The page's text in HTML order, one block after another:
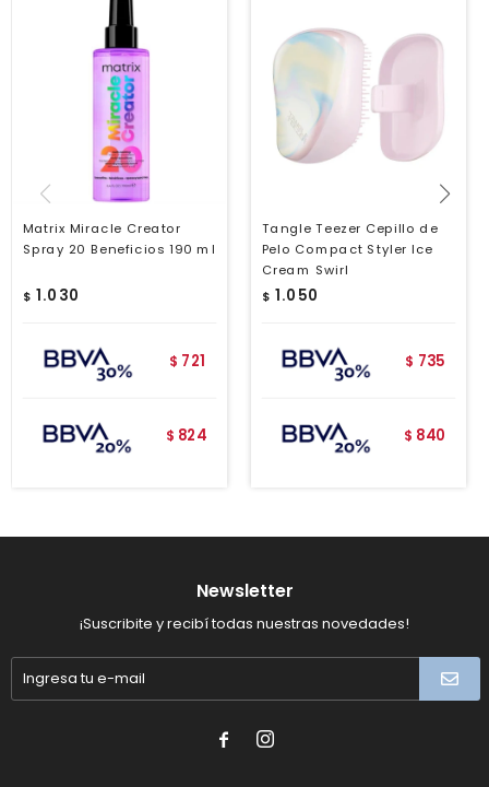
Matrix Miracle Creator
Spray 20 Beneficios 190 ml
$ 1.030
$ 721
$ 824
Tangle Teezer Cepillo de
Pelo Compact Styler Ice
Cream Swirl
$ 1.050
$ 735
$ 840
Newsletter
¡Suscribite y recibí todas nuestras novedades!
 